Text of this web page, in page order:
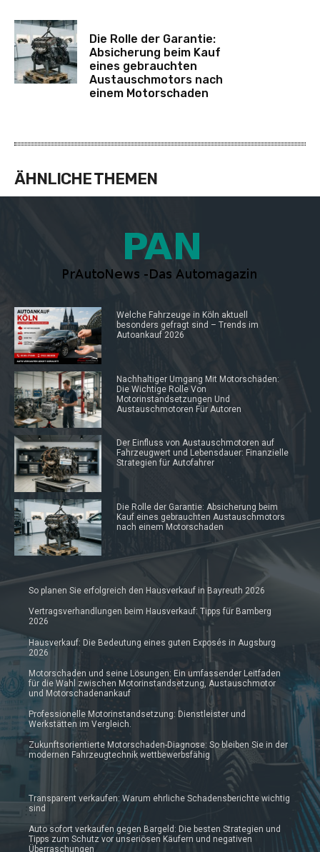
Die Rolle der Garantie:
Absicherung beim Kauf
eines gebrauchten
Austauschmotors nach
einem Motorschaden
ÄHNLICHE THEMEN
Welche Fahrzeuge in Köln aktuell
besonders gefragt sind – Trends im
Autoankauf 2026
Nachhaltiger Umgang Mit Motorschäden:
Die Wichtige Rolle Von
Motorinstandsetzungen Und
Austauschmotoren Für Autoren
Der Einfluss von Austauschmotoren auf
Fahrzeugwert und Lebensdauer: Finanzielle
Strategien für Autofahrer
Die Rolle der Garantie: Absicherung beim
Kauf eines gebrauchten Austauschmotors
nach einem Motorschaden
So planen Sie erfolgreich den Hausverkauf in Bayreuth 2026
Vertragsverhandlungen beim Hausverkauf: Tipps für Bamberg
2026
Hausverkauf: Die Bedeutung eines guten Exposés in Augsburg
2026
Motorschaden und seine Lösungen: Ein umfassender Leitfaden
für die Wahl zwischen Motorinstandsetzung, Austauschmotor
und Motorschadenankauf
Professionelle Motorinstandsetzung: Dienstleister und
Werkstätten im Vergleich.
Zukunftsorientierte Motorschaden-Diagnose: So bleiben Sie in der
modernen Fahrzeugtechnik wettbewerbsfähig
Transparent verkaufen: Warum ehrliche Schadensberichte wichtig
sind
Auto sofort verkaufen gegen Bargeld: Die besten Strategien und
Tipps zum Schutz vor unseriösen Käufern und negativen
Überraschungen